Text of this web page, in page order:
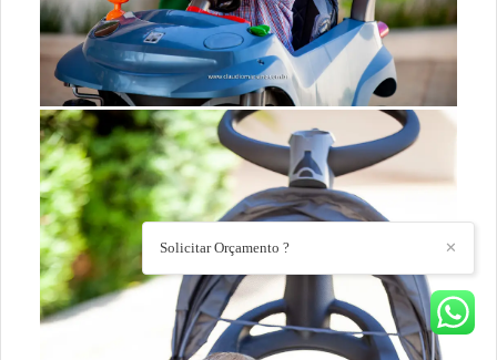
✕
Solicitar Orçamento ?